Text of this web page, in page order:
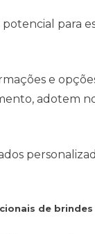
para
e
adotem
de